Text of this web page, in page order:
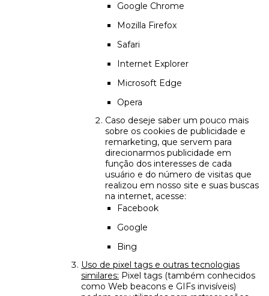
Google Chrome
Mozilla Firefox
Safari
Internet Explorer
Microsoft Edge
Opera
Caso deseje saber um pouco mais
sobre os cookies de publicidade e
remarketing, que servem para
direcionarmos publicidade em
função dos interesses de cada
usuário e do número de visitas que
realizou em nosso site e suas buscas
na internet, acesse:
Facebook
Google
Bing
Uso de pixel tags e outras tecnologias
similares: Pixel tags (também conhecidos
como Web beacons e GIFs invisíveis)